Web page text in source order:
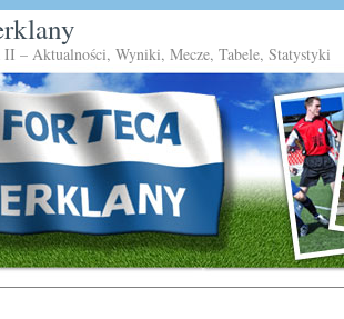
– Aktualności, Wyniki, Mecze, Tabele, Statystyki